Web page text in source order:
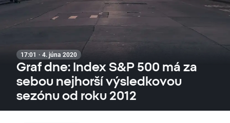
17:01 · 4. júna 2020
Graf dne: Index S&P 500 má za
sebou nejhorší výsledkovou
sezónu od roku 2012